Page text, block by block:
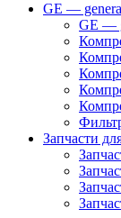
GE —
GE —
Запчасти